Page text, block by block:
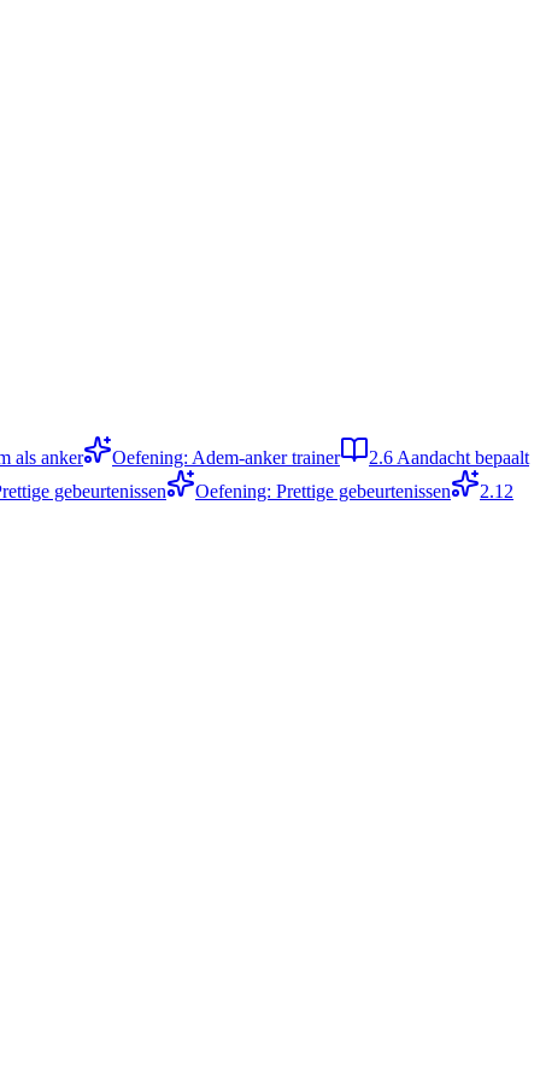
als anker Oefening: Adem-anker trainer 2.6 Aandacht bepaalt
gebeurtenissen
Oefening: Prettige gebeurtenissen 2.12